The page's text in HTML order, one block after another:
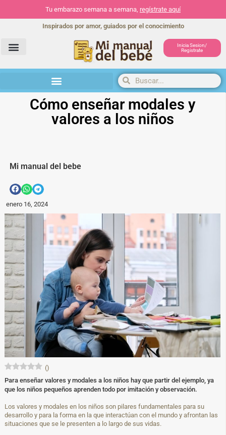
Tu embarazo semana a semana, regístrate aquí
Inspirados por amor, guiados por el conocimiento
Inicia Sesion/
Registrate
Cómo enseñar modales y
valores a los niños
Mi manual del bebe
enero 16, 2024
()
Para enseñar valores y modales a los niños hay que partir del ejemplo, ya
que los niños pequeños aprenden todo por imitación y observación.
Los valores y modales en los niños son pilares fundamentales para su
desarrollo y para la forma en la que interactúan con el mundo y afrontan las
situaciones que se le presenten a lo largo de sus vidas.